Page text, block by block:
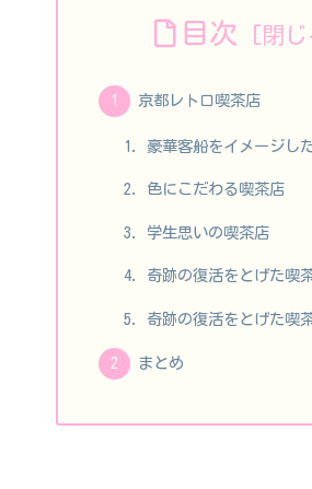
目次
京都レトロ喫茶店
豪華客船をイメージし
色にこだわる喫茶店
学生思いの喫茶店
奇跡の復活をとげた喫
奇跡の復活をとげた喫
まとめ